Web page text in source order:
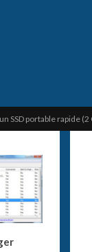
SSD portable rapide